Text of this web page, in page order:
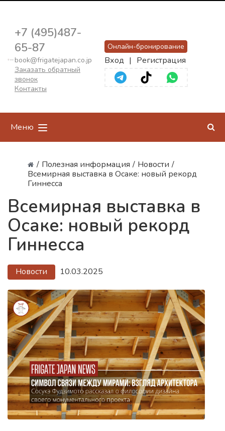
+7 (495)487-
65-87
book@frigatejapan.co.jp
Заказать обратный
звонок
Контакты
Онлайн-бронирование
Вход | Регистрация
Меню
/ Полезная информация / Новости /
Всемирная выставка в Осаке: новый рекорд
Гиннесса
Всемирная выставка в
Осаке: новый рекорд
Гиннесса
Новости 10.03.2025